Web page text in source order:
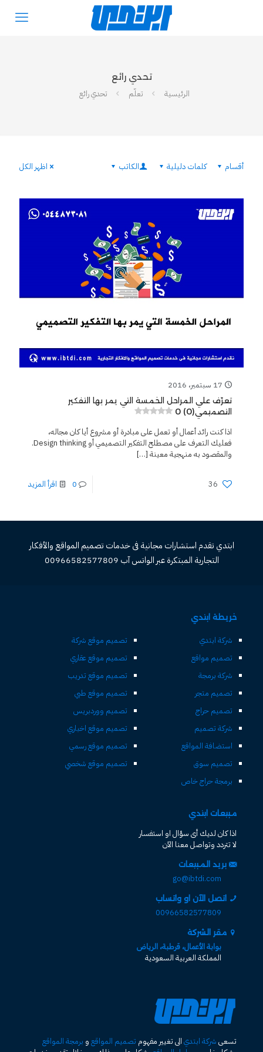
تحدي رائع
الرئيسية
تعلّم تحدي رائع
أقسام كلمات دليلية الكاتب اظهر الكل
17 سبتمبر، 2016
تعرّف علي المراحل الخمسة التي يمر بها التفكير
التصميمي0 (0)
اذا كنت رائد أعمال أو تعمل على مبادرة أو مشروع أيا كان مجاله،
فعليك التعرف على مصطلح التفكير التصميمي أو Design thinking.
والمقصود به منهجية معينة […]
36
0 اقرأ المزيد
ابتدي تقدم استشارات مجانية فى خدمات تصميم المواقع والأفكار
التجارية المبتكرة عبر الواتس آب 00966582577809
خريطة ابتدي
شركة ابتدي
تصميم مواقع
شركة برمجة
تصميم متجر
تصميم حراج
شركة تصميم
استضافة المواقع
تصميم سوق
برمجة حراج خاص
تصميم موقع شركة
تصميم موقع عقاري
تصميم موقع تدريب
تصميم موقع طبي
تصميم ووردبريس
تصميم موقع اخباري
تصميم موقع رسمي
تصميم موقع شخصي
مبيعات ابتدي
اذا كان لديك أى سؤال او استفسار
لا تتردد وتواصل معنا الآن
بريد المبيعات
go@ibtdi.com
اتصل الآن او واتساب
00966582577809
مقر الشركة
بوابة الأعمال، قرطبة، الرياض
المملكة العربية السعودية
تسعى شركة ابتدي الى تغيير مفهوم تصميم المواقع و برمجة المواقع